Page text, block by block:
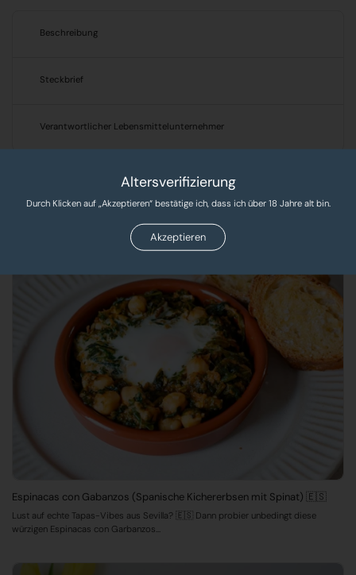
Beschreibung
Steckbrief
Verantwortlicher Lebensmittelunternehmer
Produkte, Rezepte & Tipps!
Entdecken Sie leckere Rezepte und exklusive Produkte
Espinacas con Gabanzos (Spanische Kichererbsen mit Spinat) 🇪🇸
Lust auf echte Tapas-Vibes aus Sevilla? 🇪🇸 Dann probier unbedingt diese
würzigen Espinacas con Garbanzos...
Altersverifizierung
Durch Klicken auf „Akzeptieren“ bestätige ich, dass ich über 18 Jahre alt bin.
Akzeptieren